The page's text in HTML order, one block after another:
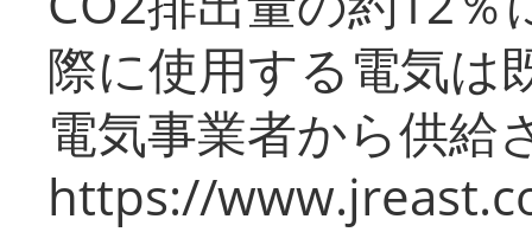
際に使用する電気は
電気事業者から供給
https://